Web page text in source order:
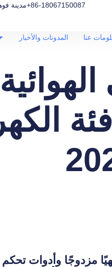
مدينة+86-18067150087
المدونات والأخبار عنا
مزدوجًا وأدوات